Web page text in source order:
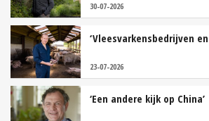
30-07-2026
‘Vleesvarkensbedrijven
23-07-2026
‘Een andere kijk op China’